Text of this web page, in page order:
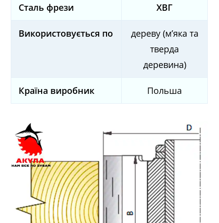
Сталь фрези ХВГ
Використовується по
дереву (м’яка та
тверда
деревина)
Країна виробник Польша